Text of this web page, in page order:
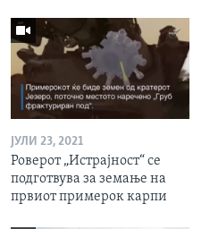
ЈУЛИ 23, 2021
Роверот „Истрајност“ се
подготвува за земање на
првиот примерок карпи